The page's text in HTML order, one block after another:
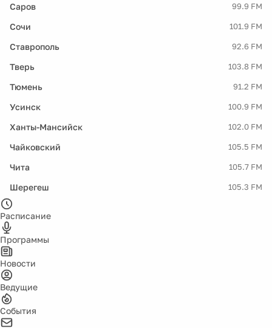
Саров 99.9 FM
Сочи 101.9 FM
Ставрополь 92.6 FM
Тверь 103.8 FM
Тюмень 91.2 FM
Усинск 100.9 FM
Ханты-Мансийск 102.0 FM
Чайковский 105.5 FM
Чита 105.7 FM
Шерегеш 105.3 FM
Расписание
Программы
Новости
Ведущие
События